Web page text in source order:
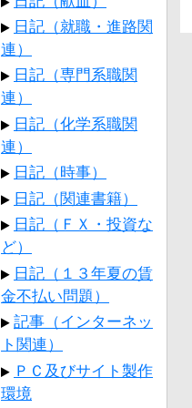
日記（就職・進路関
連）
日記（専門系職関
連）
日記（化学系職関
連）
日記（時事）
日記（関連書籍）
日記（ＦＸ・投資な
ど）
日記（１３年夏の賃
金不払い問題）
記事（インターネッ
ト関連）
ＰＣ及びサイト製作
環境